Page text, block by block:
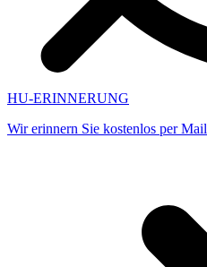
HU-ERINNERUNG
Wir erinnern Sie kostenlos per Mail